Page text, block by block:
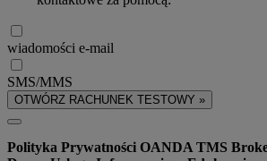
wiadomości e-mail
SMS/MMS
OTWÓRZ RACHUNEK TESTOWY »
Polityka Prywatności OANDA TMS